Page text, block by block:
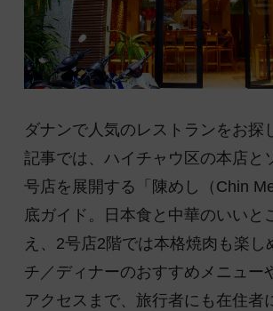
ダナンで人気のレストランをお探
記事では、ハイチャウ区の本店と
号店を展開する「陳めし（Chin
底ガイド。日本食と中華のいいと
え、2号店2階では本格焼肉も楽し
チ／ディナーのおすすめメニュー
アクセスまで、旅行者にも在住者